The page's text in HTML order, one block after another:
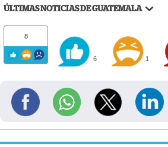
ÚLTIMAS NOTICIAS DE GUATEMALA
8
6 1